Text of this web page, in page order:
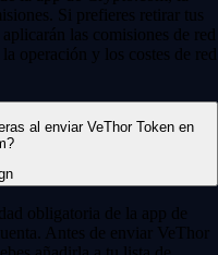
Si prefieres retirar tus
las comisiones de red
operación y los costes de red
al enviar VeThor Token en
obligatoria de la app de
Antes de enviar VeThor